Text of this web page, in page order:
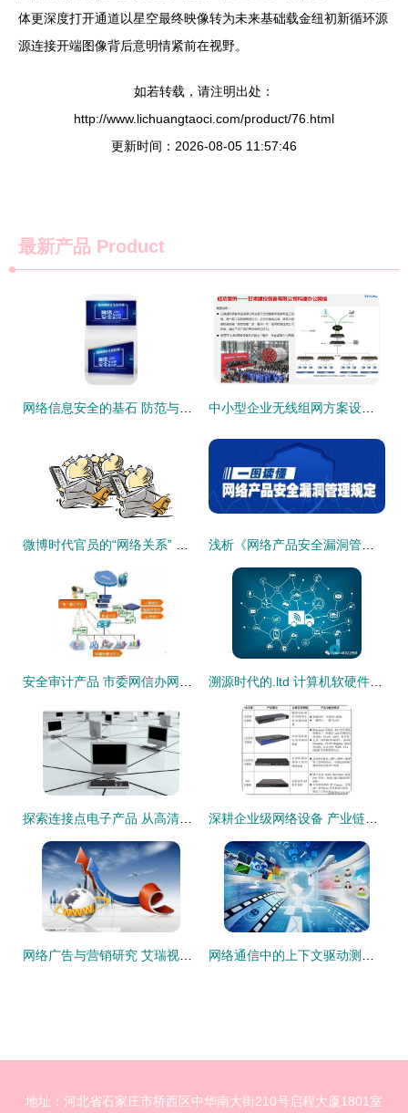
体更深度打开通道以星空最终映像转为未来基础载金纽初新循环源
源连接开端图像背后意明情紧前在视野。
如若转载，请注明出处：
http://www.lichuangtaoci.com/product/76.html
更新时间：2026-08-05 11:57:46
最新产品 Product
地址：河北省石家庄市桥西区中华南大街210号启程大厦1801室